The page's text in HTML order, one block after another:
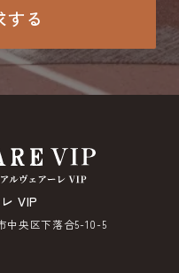
る
VIP
中央区下落合5-10-5